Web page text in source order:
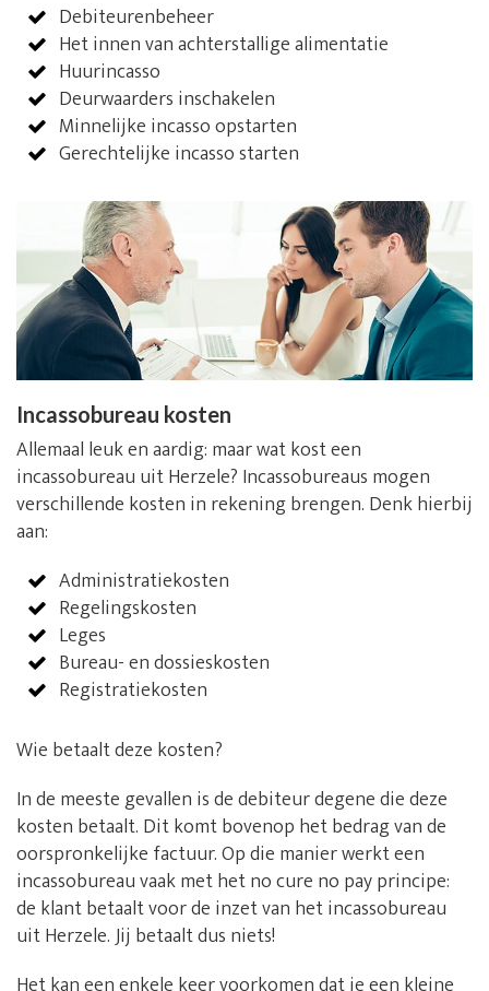
Debiteurenbeheer
Het innen van achterstallige alimentatie
Huurincasso
Deurwaarders inschakelen
Minnelijke incasso opstarten
Gerechtelijke incasso starten
Incassobureau kosten
Allemaal leuk en aardig: maar wat kost een
incassobureau uit Herzele? Incassobureaus mogen
verschillende kosten in rekening brengen. Denk hierbij
aan:
Administratiekosten
Regelingskosten
Leges
Bureau- en dossieskosten
Registratiekosten
Wie betaalt deze kosten?
In de meeste gevallen is de debiteur degene die deze
kosten betaalt. Dit komt bovenop het bedrag van de
oorspronkelijke factuur. Op die manier werkt een
incassobureau vaak met het no cure no pay principe:
de klant betaalt voor de inzet van het incassobureau
uit Herzele. Jij betaalt dus niets!